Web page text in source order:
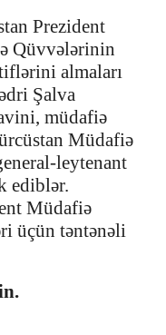
Prezident
Qüvvələrinin
almaları
Şalva
müdafiə
Müdafiə
leytenant
ediblər.
Müdafiə
üçün təntənəli